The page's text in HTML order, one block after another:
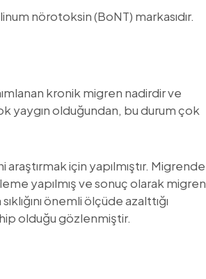
nörotoksin (BoNT) markasıdır.
kronik migren nadirdir ve
yaygın olduğundan, bu durum çok
için yapılmıştır. Migrende
yapılmış ve sonuç olarak migren
önemli ölçüde azalttığı
olduğu gözlenmiştir.